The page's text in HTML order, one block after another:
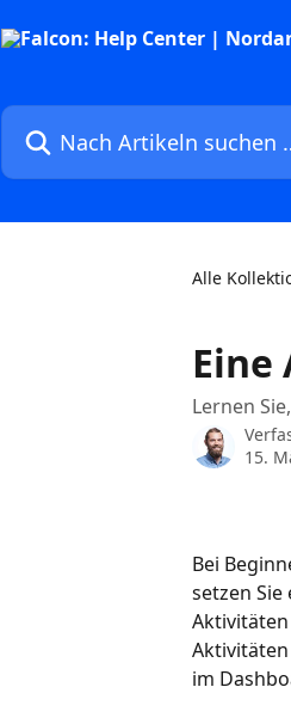
Nach Artikeln suchen …
Alle
Lernen
15.
Bei
setzen
im